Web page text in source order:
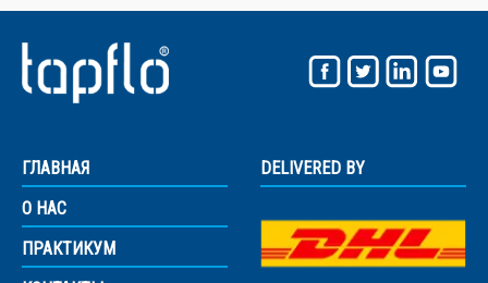
2 + 7 =
ГЛАВНАЯ
О НАС
ПРАКТИКУМ
DELIVERED BY